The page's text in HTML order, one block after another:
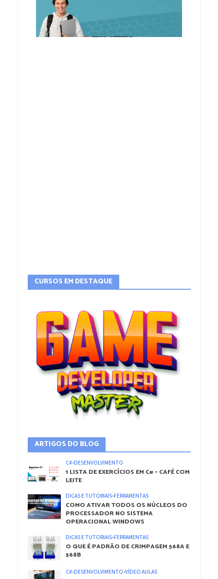
CURSOS EM DESTAQUE
ARTIGOS DO BLOG
C#•DESENVOLVIMENTO
1 LISTA DE EXERCÍCIOS EM C# – CAFÉ COM
LEITE
DICAS E TUTORIAIS•FERRAMENTAS
COMO ATIVAR TODOS OS NÚCLEOS DO
PROCESSADOR NO SISTEMA
OPERACIONAL WINDOWS
DICAS E TUTORIAIS•FERRAMENTAS
O QUE É PADRÃO DE CRIMPAGEM 568A E
568B
C#•DESENVOLVIMENTO•VÍDEO AULAS